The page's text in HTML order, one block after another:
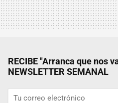
RECIBE "Arranca que nos
NEWSLETTER SEMANAL